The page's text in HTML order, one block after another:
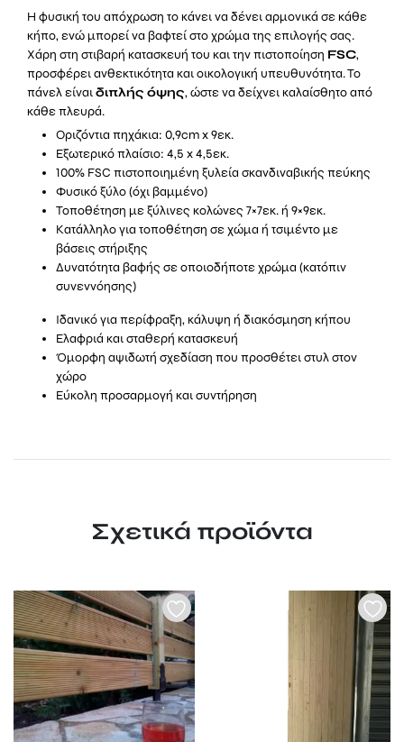
Η φυσική του απόχρωση το κάνει να δένει αρμονικά σε κάθε
κήπο, ενώ μπορεί να βαφτεί στο χρώμα της επιλογής σας.
Χάρη στη στιβαρή κατασκευή του και την πιστοποίηση FSC,
προσφέρει ανθεκτικότητα και οικολογική υπευθυνότητα. Το
πάνελ είναιδιπλής όψης, ώστε να δείχνει καλαίσθητο από
κάθε πλευρά.
Οριζόντια πηχάκια: 0,9cm x 9εκ.
Εξωτερικό πλαίσιο: 4,5 x 4,5εκ.
100% FSC πιστοποιημένη ξυλεία σκανδιναβικής πεύκης
Φυσικό ξύλο (όχι βαμμένο)
Τοποθέτηση με ξύλινες κολώνες 7×7εκ. ή 9×9εκ.
Κατάλληλο για τοποθέτηση σε χώμα ή τσιμέντο με
βάσεις στήριξης
Δυνατότητα βαφής σε οποιοδήποτε χρώμα (κατόπιν
συνεννόησης)
Ιδανικό για περίφραξη, κάλυψη ή διακόσμηση κήπου
Ελαφριά και σταθερή κατασκευή
Όμορφη αψιδωτή σχεδίαση που προσθέτει στυλ στον
χώρο
Εύκολη προσαρμογή και συντήρηση
Σχετικά προϊόντα